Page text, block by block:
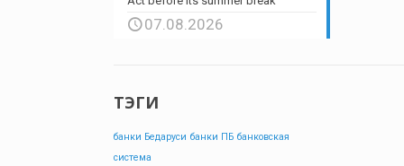
07.08.2026
ТЭГИ
банки Бедаруси банки ПБ банковская
система